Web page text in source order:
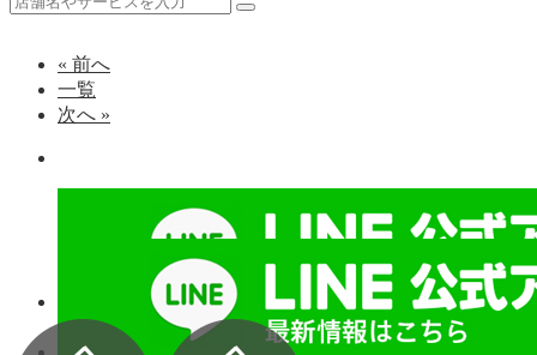
« 前へ
一覧
次へ »